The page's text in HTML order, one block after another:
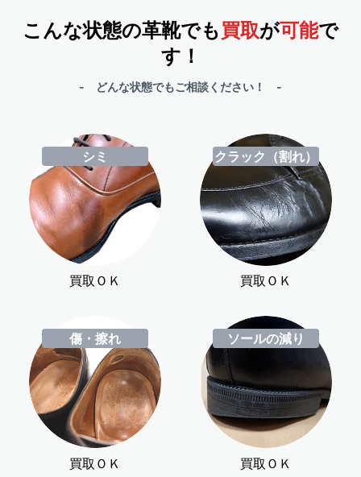
こんな状態の革靴でも買取が可能で
す！
- どんな状態でもご相談ください！ -
シミ
買取ＯＫ
クラック（割れ）
買取ＯＫ
傷・擦れ
買取ＯＫ
ソールの減り
買取ＯＫ